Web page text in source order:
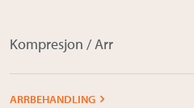
Kompresjon / Arr
ARRBEHANDLING